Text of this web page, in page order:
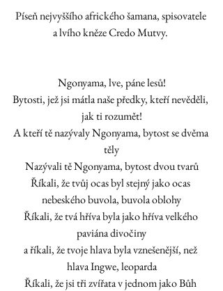
Píseň nejvyššího afrického šamana, spisovatele
a lvího kněze Credo Mutvy.
Ngonyama, lve, páne lesů!
Bytosti, jež jsi mátla naše předky, kteří nevěděli,
jak ti rozumět!
A kteří tě nazývaly Ngonyama, bytost se dvěma
těly
Nazývali tě Ngonyama, bytost dvou tvarů
Říkali, že tvůj ocas byl stejný jako ocas
nebeského buvola, buvola oblohy
Říkali, že tvá hříva byla jako hříva velkého
paviána divočiny
a říkali, že tvoje hlava byla vznešenější, než
hlava Ingwe, leoparda
Říkali, že jsi tři zvířata v jednom jako Bůh